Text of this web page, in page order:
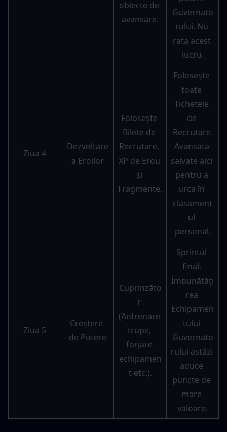
obiecte de
avansare.
Guvernato
rului. Nu
rata acest
lucru.
Ziua 4
Dezvoltare
a Eroilor
Folosește
Bilete de
Recrutare,
XP de Erou
și
Fragmente.
Folosește
toate
Tichetele
de
Recrutare
Avansată
salvate aici
pentru a
urca în
clasament
ul
personal.
Ziua 5
Creștere
de Putere
Cuprinzăto
r
(Antrenare
trupe,
forjare
echipamen
t etc.).
Sprintul
final.
Îmbunătăți
rea
Echipamen
tului
Guvernato
rului astăzi
aduce
puncte de
mare
valoare.